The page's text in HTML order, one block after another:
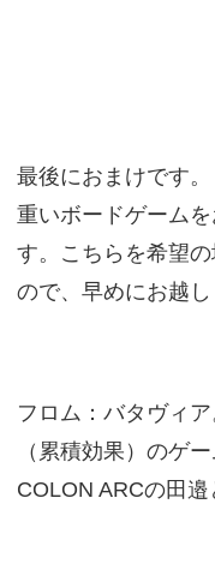
最後におまけです。
重いボードゲーム
す。こちらを希望
ので、早めにお越し
フロム：バタヴィ
（累積効果）のゲ
COLON ARCの田邉